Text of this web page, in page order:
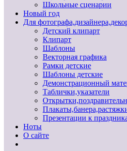
Школьные сценарии
Новый год
Для
Детский клипарт
Клипарт
Шаблоны
Векторная графика
Рамки детские
Шаблоны детские
Демонстрационный
Таблички,указатели
Презентации к
Ноты
О сайте